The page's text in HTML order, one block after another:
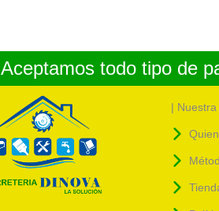
Aceptamos todo tipo de
|